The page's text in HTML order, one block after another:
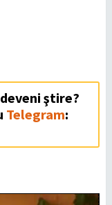
ştire?
Telegram: